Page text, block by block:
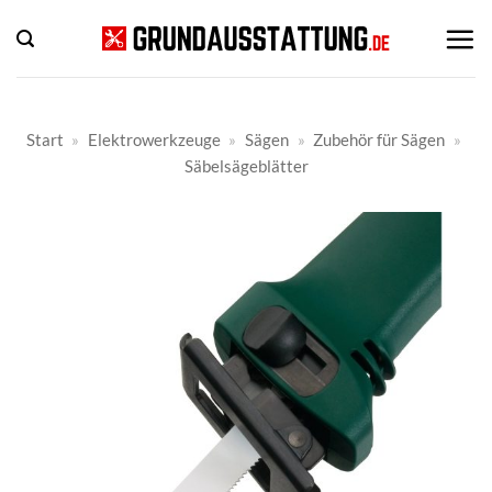
Inhalt
springen
Start » Elektrowerkzeuge » Sägen » Zubehör für Sägen »
Säbelsägeblätter